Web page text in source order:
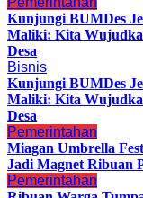
Kunjungi BUMDes
Maliki: Kita
Desa
Bisnis
Kunjungi BUMDes
Maliki: Kita
Desa
Pemerintahan
Miagan Umbrella
Jadi Magnet Ribuan
Pemerintahan